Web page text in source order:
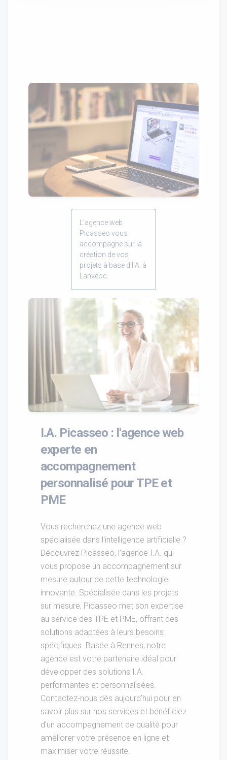
L'agence web
Picasseo vous
accompagne sur la
création de vos
projets à base d'I.A. à
Lanvéoc.
I.A. Picasseo : l'agence web
experte en
accompagnement
personnalisé pour TPE et
PME
Vous recherchez une agence web
spécialisée dans l'intelligence artificielle ?
Découvrez Picasseo, l'agence I.A. qui
vous propose un accompagnement sur
mesure autour de cette technologie
innovante. Spécialisée dans les projets
sur mesure, Picasseo met son expertise
au service des TPE et PME, offrant des
solutions adaptées à leurs besoins
spécifiques. Basée à Rennes, notre
agence est votre partenaire idéal pour
développer des solutions I.A.
performantes et personnalisées.
Contactez-nous dès aujourd'hui pour en
savoir plus sur nos services et bénéficiez
d'un accompagnement de qualité pour
améliorer votre présence en ligne et
maximiser votre réussite.